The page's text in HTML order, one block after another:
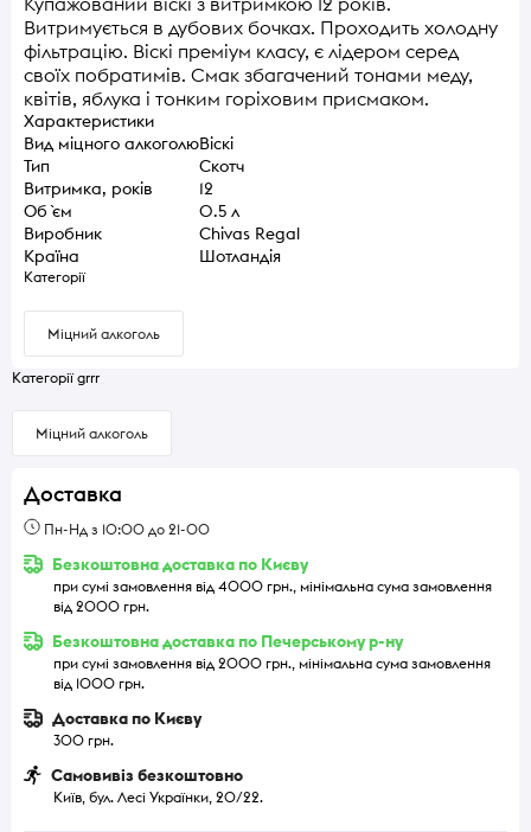
Витримується в дубових бочках. Проходить холодну
фільтрацію. Віскі преміум класу, є лідером серед
своїх побратимів. Смак збагачений тонами меду,
квітів, яблука і тонким горіховим присмаком.
Характеристики
Вид міцного алкоголюВіскі
Тип
Скотч
Витримка, років
12
Об `єм
0.5 л
Виробник
Chivas Regal
Країна
Шотландія
Категорії
Міцний алкоголь
Категорії grrr
Міцний алкоголь
Доставка
Пн-Нд з 10:00 до 21-00
Безкоштовна доставка по Києву
при сумі замовлення від 4000 грн., мінімальна сума замовлення
від 2000 грн.
Безкоштовна доставка по Печерському р-ну
при сумі замовлення від 2000 грн., мінімальна сума замовлення
від 1000 грн.
Доставка по Києву
300 грн.
Самовивіз безкоштовно
Київ, бул. Лесі Українки, 20/22.